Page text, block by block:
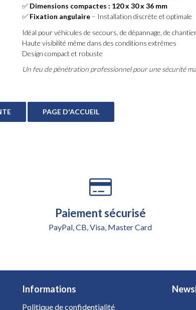
✅ Dimensions compactes : 120 x 30 x 36 mm
✅ Fixation angulaire – Installation discrète et optimale
Idéal pour véhicules de secours, de dépannage, de
Haute visibilité même dans des conditions extrêmes
Design compact et robuste
Un feu de pénétration professionnel pour une sécurité
Paiement sécurisé
PayPal, CB, Visa, Master Card
Informations
Politique de confidentialité